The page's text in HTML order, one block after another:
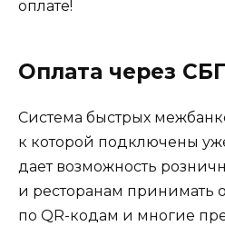
оплате!
Оплата через
Система быстрых
к которой подключены
дает возможность
и ресторанам принимать
по QR-кодам и многие